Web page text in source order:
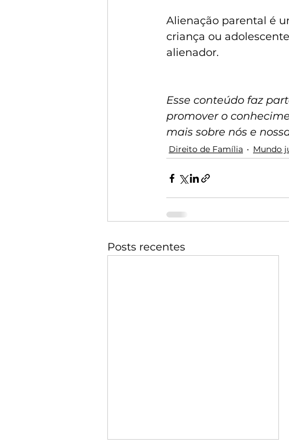
Alienação parental é
criança ou
alienador.
Esse conteúdo faz
promover o
mais sobre nós e
Direito de Família Mundo
Posts recentes